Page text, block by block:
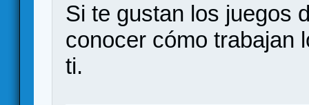
Si te gustan los juegos
conocer cómo trabajan
ti.